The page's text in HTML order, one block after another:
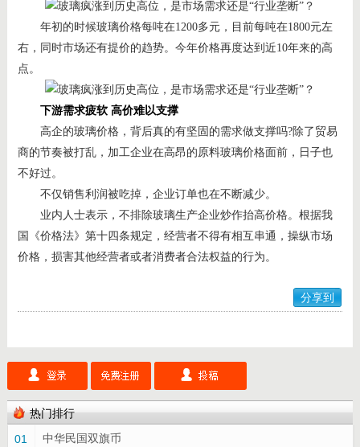
年初的时候玻璃价格每吨在1200多元，目前每吨在1800元左
右，同时市场还有提价的趋势。今年价格再度达到近10年来的高
点。
下游需求疲软 高价难以支撑
高企的玻璃价格，背后真的有坚固的需求做支撑吗?除了贸易
商的节奏被打乱，加工企业在高昂的原料玻璃价格面前，日子也
不好过。
不仅销售利润被吃掉，企业订单也在不断减少。
业内人士表示，不排除玻璃生产企业炒作抬高价格。根据我
国《价格法》第十四条规定，经营者不得有相互串通，操纵市场
价格，损害其他经营者或者消费者合法权益的行为。
分享到
热门排行
01
中华民国双旗币